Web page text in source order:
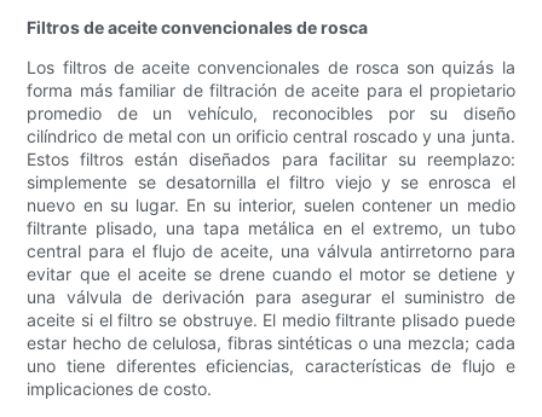
Filtros de aceite convencionales de rosca
Los filtros de aceite convencionales de rosca son quizás la
forma más familiar de filtración de aceite para el propietario
promedio de un vehículo, reconocibles por su diseño
cilíndrico de metal con un orificio central roscado y una junta.
Estos filtros están diseñados para facilitar su reemplazo:
simplemente se desatornilla el filtro viejo y se enrosca el
nuevo en su lugar. En su interior, suelen contener un medio
filtrante plisado, una tapa metálica en el extremo, un tubo
central para el flujo de aceite, una válvula antirretorno para
evitar que el aceite se drene cuando el motor se detiene y
una válvula de derivación para asegurar el suministro de
aceite si el filtro se obstruye. El medio filtrante plisado puede
estar hecho de celulosa, fibras sintéticas o una mezcla; cada
uno tiene diferentes eficiencias, características de flujo e
implicaciones de costo.